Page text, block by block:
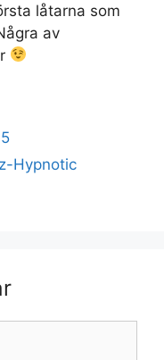
låtarna som
av
Hypnotic